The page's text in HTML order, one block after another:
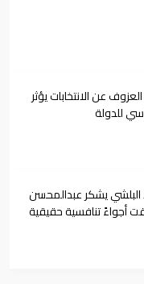
عن الانتخابات يؤثر
للدولة
البلشي يشكر عبدالمحسن
أجواءً تنافسية حقيقية